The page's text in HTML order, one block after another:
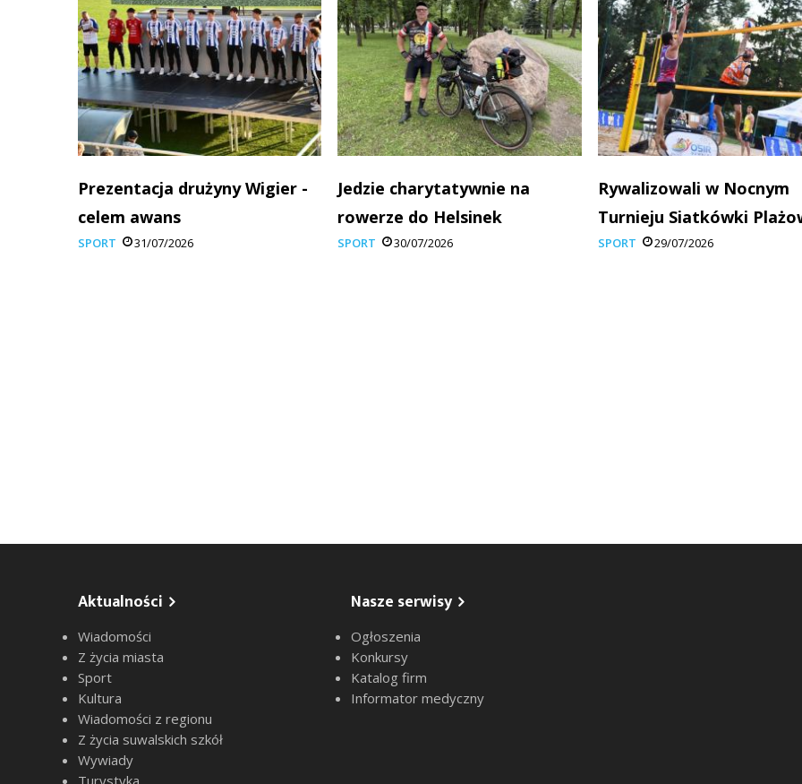
Prezentacja drużyny Wigier -
celem awans
SPORT 31/07/2026
Jedzie charytatywnie na
rowerze do Helsinek
SPORT 30/07/2026
Rywalizowali w Nocnym
Turnieju Siatkówki
SPORT 29/07/2026
Aktualności
Wiadomości
Z życia miasta
Sport
Kultura
Wiadomości z regionu
Z życia suwalskich szkół
Wywiady
Nasze serwisy
Ogłoszenia
Konkursy
Katalog firm
Informator medyczny